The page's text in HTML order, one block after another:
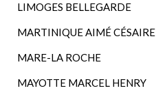
LIMOGES BELLEGARDE
MARTINIQUE AIMÉ CÉSAIRE
MARE-LA ROCHE
MAYOTTE MARCEL HENRY